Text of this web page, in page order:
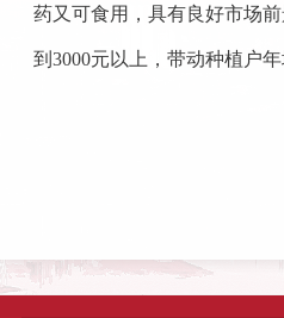
药又可食用，具有良好市场
到 3000元以上，带动种植户